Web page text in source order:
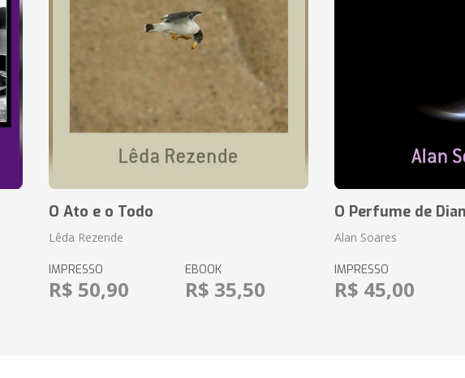
O Ato e o Todo
Lêda Rezende
IMPRESSO
R$ 50,90
EBOOK
R$ 35,50
O Perfume de
Alan Soares
IMPRESSO
R$ 45,00